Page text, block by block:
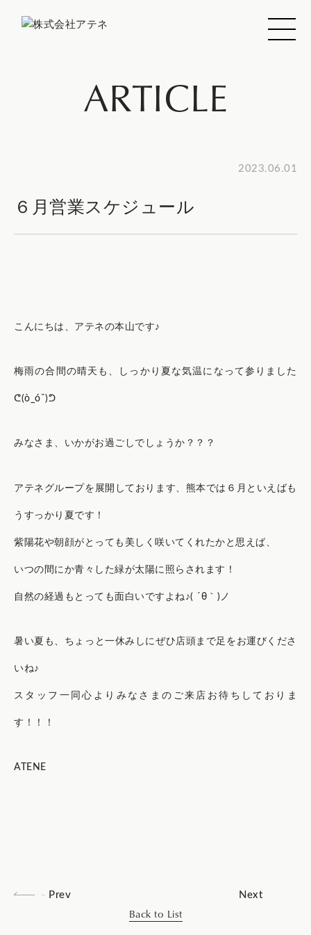
ARTICLE
2023.06.01
６月営業スケジュール
こんにちは、アテネの本山です♪
梅雨の合間の晴天も、しっかり夏な気温になって参りました
ᕦ(ò_óˇ)ᕤ
みなさま、いかがお過ごしでしょうか？？？
アテネグループを展開しております、熊本では６月といえばも
うすっかり夏です！
紫陽花や朝顔がとっても美しく咲いてくれたかと思えば、
いつの間にか青々した緑が太陽に照らされます！
自然の経過もとっても面白いですよね♪( ´θ｀)ノ
暑い夏も、ちょっと一休みしにぜひ店頭まで足をお運びくださ
いね♪
スタッフ一同心よりみなさまのご来店お待ちしておりま
す！！！
ATENE
Prev Next
Back to List